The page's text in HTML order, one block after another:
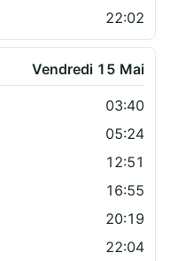
22:02
Vendredi 15 Mai
03:40
05:24
12:51
16:55
20:19
22:04